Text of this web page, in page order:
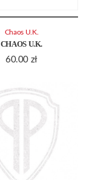
CHAOS U.K.
60.00 zł
Chaos U.K.